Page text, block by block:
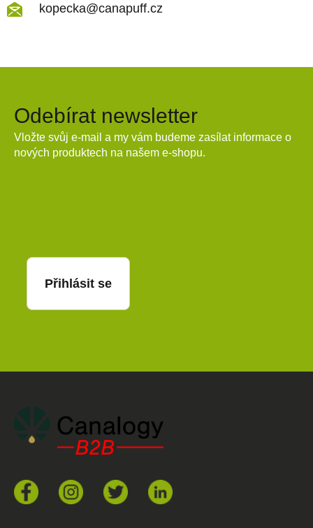
kopecka@canapuff.cz
Odebírat newsletter
Vložte svůj e-mail a my vám budeme zasílat informace o
nových produktech na našem e-shopu.
Přihlásit se